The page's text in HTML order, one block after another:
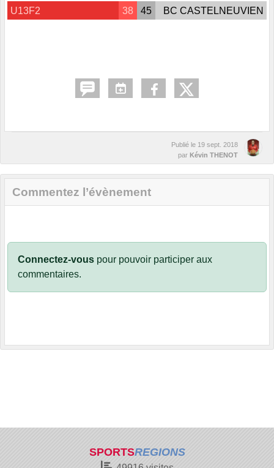
U13F2 38 45 BC CASTELNEUVIEN
Publié le 19 sept. 2018
par Kévin THENOT
Commentez l’évènement
Connectez-vous pour pouvoir participer aux
commentaires.
SPORTSREGIONS